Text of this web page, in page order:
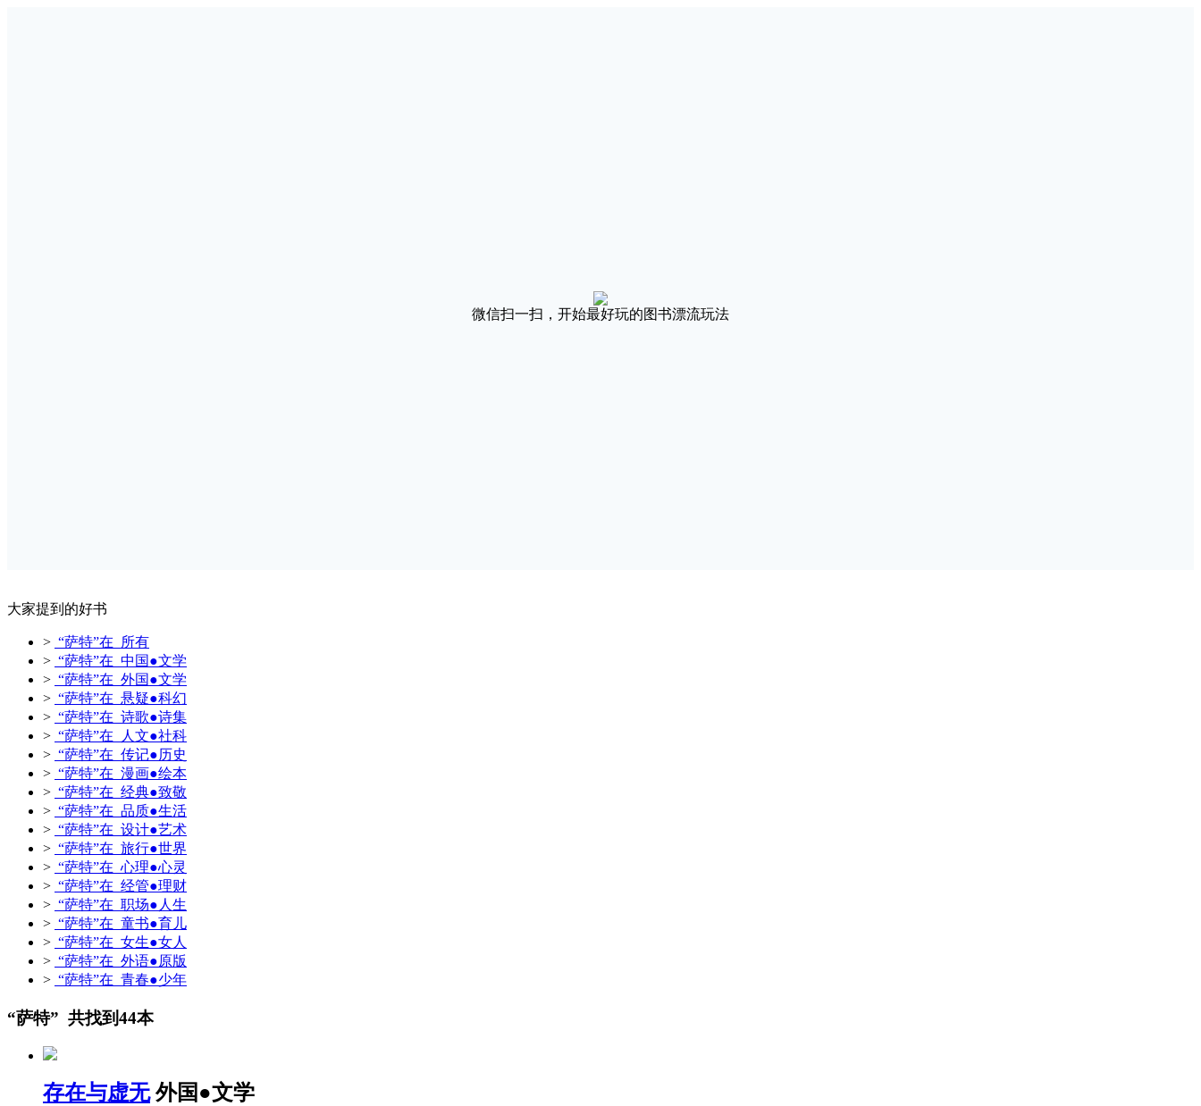
微信扫一扫，开始最好玩的图书漂流玩法
大家提到的好书
> “萨特”在 所有
> “萨特”在 中国●文学
> “萨特”在 外国●文学
> “萨特”在 悬疑●科幻
> “萨特”在 诗歌●诗集
> “萨特”在 人文●社科
> “萨特”在 传记●历史
> “萨特”在 漫画●绘本
> “萨特”在 经典●致敬
> “萨特”在 品质●生活
> “萨特”在 设计●艺术
> “萨特”在 旅行●世界
> “萨特”在 心理●心灵
> “萨特”在 经管●理财
> “萨特”在 职场●人生
> “萨特”在 童书●育儿
> “萨特”在 女生●女人
> “萨特”在 外语●原版
> “萨特”在 青春●少年
“萨特” 共找到44本
存在与虚无 外国●文学